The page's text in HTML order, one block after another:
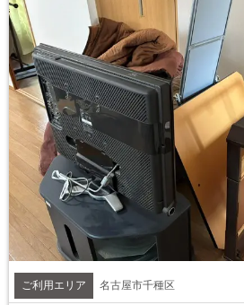
ご利用エリア 名古屋市千種区